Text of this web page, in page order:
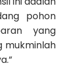
pohon
yang
mukminlah